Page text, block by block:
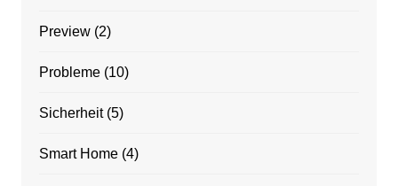
Preview(2)
Probleme(10)
Sicherheit(5)
Smart Home(4)